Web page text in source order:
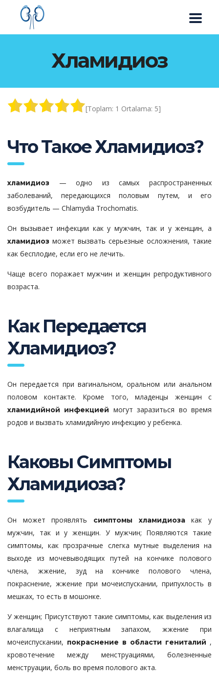
Хламидиоз
[Toplam: 1 Ortalama: 5]
Что Такое Хламидиоз?
хламидиоз — одно из самых распространенных
заболеваний, передающихся половым путем, и его
возбудитель — Chlamydia Trochomatis.
Он вызывает инфекции как у мужчин, так и у женщин, а
хламидиоз может вызвать серьезные осложнения, такие
как бесплодие, если его не лечить.
Чаще всего поражает мужчин и женщин репродуктивного
возраста.
Как Передается
Хламидиоз?
Он передается при вагинальном, оральном или анальном
половом контакте. Кроме того, младенцы женщин с
хламидийной инфекцией могут заразиться во время
родов и вызвать хламидийную инфекцию у ребенка.
Каковы Симптомы
Хламидиоза?
Он может проявлять симптомы хламидиозакак у
мужчин, так и у женщин. У мужчин; Появляются такие
симптомы, как прозрачные слегка мутные выделения на
выходе из мочевыводящих путей на кончике полового
члена, жжение, зуд на кончике полового члена,
покраснение, жжение при мочеиспускании, припухлость в
мешках, то есть в мошонке.
У женщин; Присутствуют такие симптомы, как выделения из
влагалища с неприятным запахом, жжение при
мочеиспускании, покраснение в области гениталий ,
кровотечение между менструациями, болезненные
менструации, боль во время полового акта.